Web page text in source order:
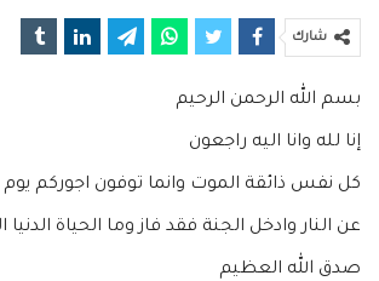
شارك
بسم الله الرحمن الرحيم
إنا لله وانا اليه راجعون
كل نفس ذائقة الموت وانما توفون اجوركم يوم
عن النار وادخل الجنة فقد فاز وما الحياة الدنيا
صدق الله العظيم